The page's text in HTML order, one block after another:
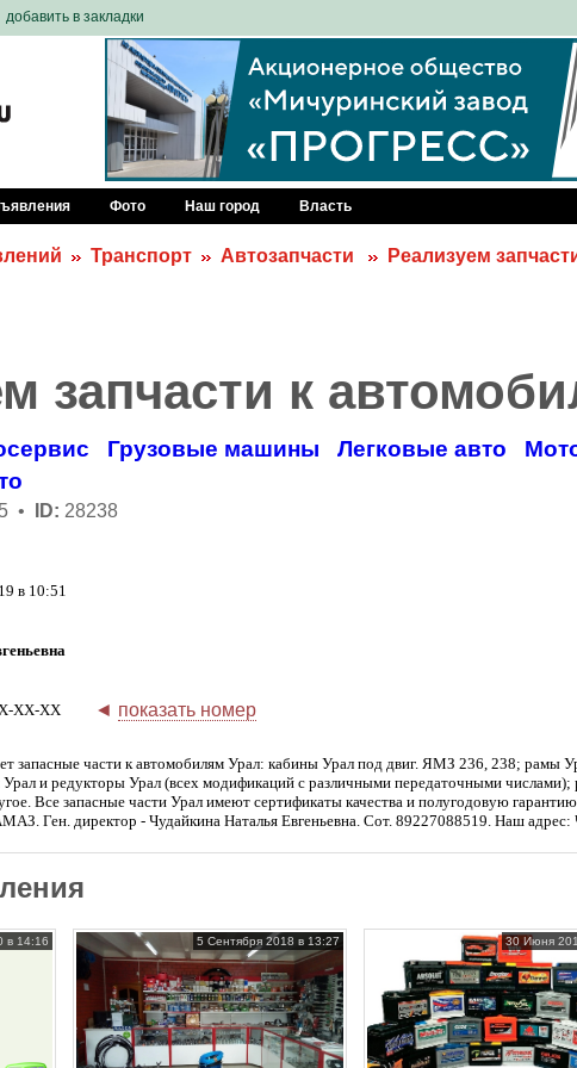
добавить в закладки
Фото Наш город Власть
Транспорт Автозапчасти Реализуем
запчасти к
Грузовые машины Легковые авто
• ID: 28238
в 10:51
XX-XX ◄ показать номер
запасные части к автомобилям Урал: кабины Урал под двиг. ЯМЗ 236, 238; рамы
и редукторы Урал (всех модификаций с различными передаточными числами);
Все запасные части Урал имеют сертификаты качества и полугодовую
Ген. директор - Чудайкина Наталья Евгеньевна. Сот. 89227088519. Наш адрес:
в 14:16 5 Сентября 2018 в 13:27 30 Июня